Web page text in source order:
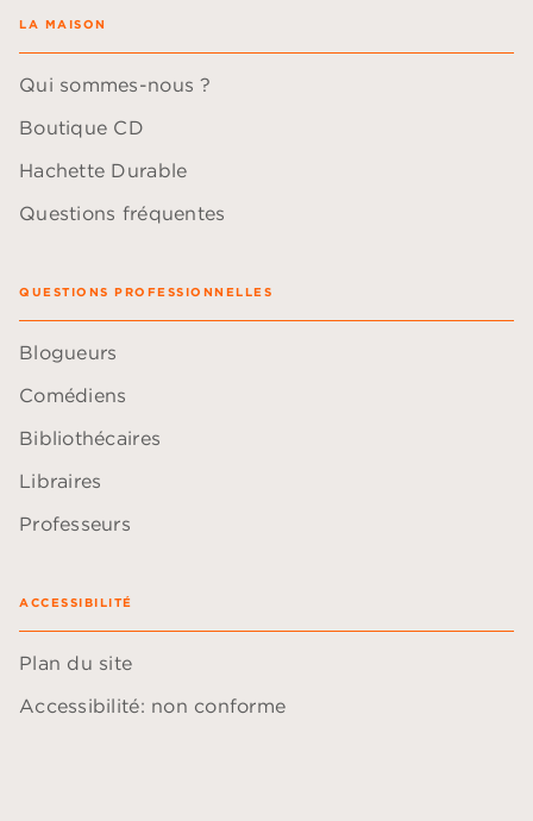
LA MAISON
Qui sommes-nous ?
Boutique CD
Hachette Durable
Questions fréquentes
QUESTIONS PROFESSIONNELLES
Blogueurs
Comédiens
Bibliothécaires
Libraires
Professeurs
ACCESSIBILITÉ
Plan du site
Accessibilité: non conforme